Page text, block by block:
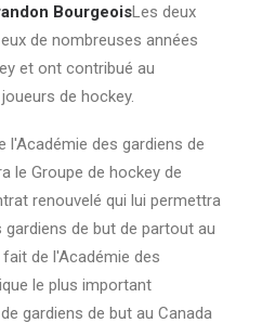
VOUS
EN
BourgeoisLes deux
de nombreuses années
et ont contribué au
de hockey.
l'Académie des gardiens de
le Groupe de hockey de
renouvelé qui lui permettra
de but de partout au
de l'Académie des
le plus important
gardiens de but au Canada